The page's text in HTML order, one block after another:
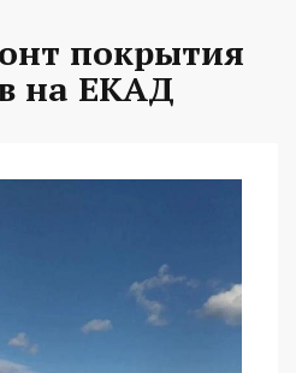
покрытия
на ЕКАД